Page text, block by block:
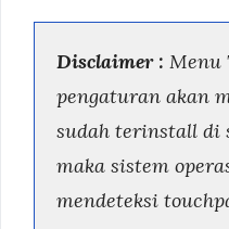
Disclaimer : Menu
pengaturan akan
sudah terinstall di
maka sistem
mendeteksi